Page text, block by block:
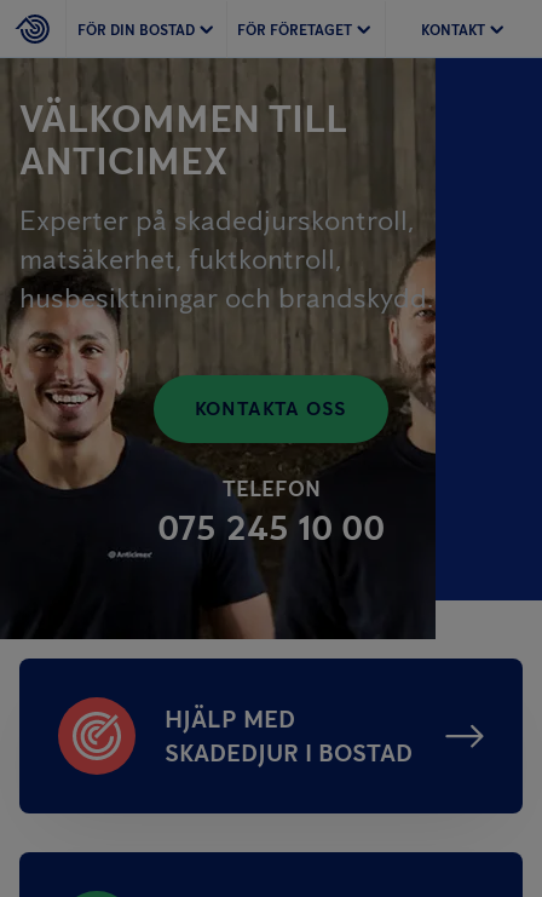
FÖR DIN BOSTAD FÖR FÖRETAGET KONTAKT
VÄLKOMMEN TILL
ANTICIMEX
Experter på skadedjurskontroll,
matsäkerhet, fuktkontroll,
husbesiktningar och brandskydd.
KONTAKTA OSS
TELEFON
075 245 10 00
HJÄLP MED
SKADEDJUR I BOSTAD